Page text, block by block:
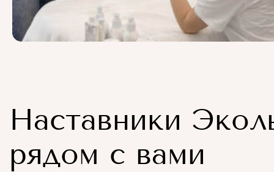
Наставники
рядом с вами